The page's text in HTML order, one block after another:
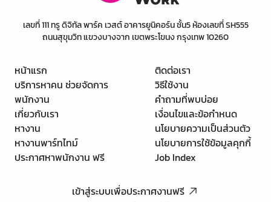
เลขที่ 111 ทรู ดิจิทัล พาร์ค เวสต์ อาคารยูนิคอร์น ชั้น5 ห้องเลขที่ SH555
ถนนสุขุมวิท แขวงบางจาก เขตพระโขนง กรุงเทพ 10260
หน้าแรก
บริการหาคน ช่วยจัดการ
พนักงาน
เกี่ยวกับเรา
หางาน
หางานพาร์ทไทม์
ประกาศหาพนักงาน ฟรี
ติดต่อเรา
วิธีใช้งาน
คำถามที่พบบ่อย
เงื่อนไขและข้อกำหนด
นโยบายความเป็นส่วนตัว
นโยบายการใช้ข้อมูลคุกกี้
Job Index
เข้าสู่ระบบเพื่อประกาศงานฟรี